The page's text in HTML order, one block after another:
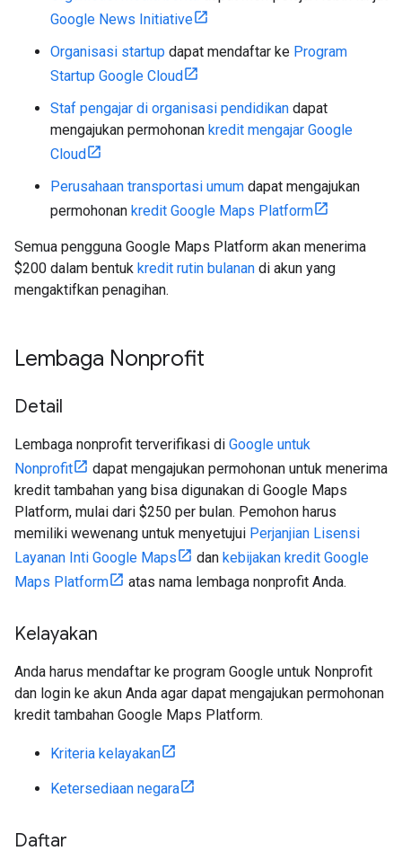
Google News Initiative
Organisasi startup dapat mendaftar ke Program
Startup Google Cloud
Staf pengajar di organisasi pendidikan dapat
mengajukan permohonan kredit mengajar Google
Cloud
Perusahaan transportasi umum dapat mengajukan
permohonan kredit Google Maps Platform
Semua pengguna Google Maps Platform akan menerima
$200 dalam bentuk kredit rutin bulanan di akun yang
mengaktifkan penagihan.
Lembaga Nonprofit
Detail
Lembaga nonprofit terverifikasi di Google untuk
Nonprofit
dapat mengajukan permohonan untuk menerima
kredit tambahan yang bisa digunakan di Google Maps
Platform, mulai dari $250 per bulan. Pemohon harus
memiliki wewenang untuk menyetujui Perjanjian Lisensi
Layanan Inti Google Maps
dan kebijakan kredit Google
Maps Platform
atas nama lembaga nonprofit Anda.
Kelayakan
Anda harus mendaftar ke program Google untuk Nonprofit
dan login ke akun Anda agar dapat mengajukan permohonan
kredit tambahan Google Maps Platform.
Kriteria kelayakan
Ketersediaan negara
Daftar